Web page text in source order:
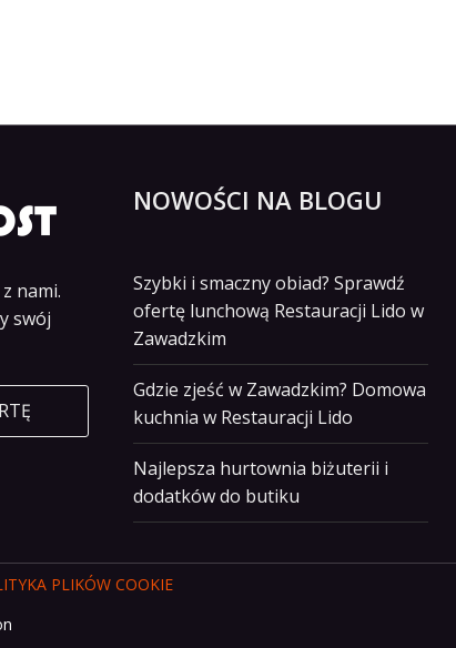
nami.
swój
NOWOŚCI NA BLOGU
Szybki i smaczny obiad? Sprawdź
ofertę lunchową Restauracji Lido w
Zawadzkim
Gdzie zjeść w Zawadzkim? Domowa
kuchnia w Restauracji Lido
Najlepsza hurtownia biżuterii i
dodatków do butiku
PLIKÓW COOKIE